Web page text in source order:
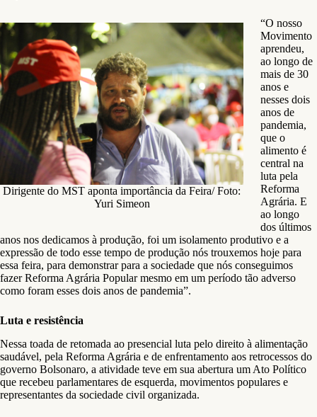
Dirigente do MST aponta importância da Feira/ Foto:
Yuri Simeon
“O nosso
Movimento
aprendeu,
ao longo de
mais de 30
anos e
nesses dois
anos de
pandemia,
que o
alimento é
central na
luta pela
Reforma
Agrária. E
ao longo
dos últimos
anos nos dedicamos à produção, foi um isolamento produtivo e a
expressão de todo esse tempo de produção nós trouxemos hoje para
essa feira, para demonstrar para a sociedade que nós conseguimos
fazer Reforma Agrária Popular mesmo em um período tão adverso
como foram esses dois anos de pandemia”.
Luta e resistência
Nessa toada de retomada ao presencial luta pelo direito à alimentação
saudável, pela Reforma Agrária e de enfrentamento aos retrocessos do
governo Bolsonaro, a atividade teve em sua abertura um Ato Político
que recebeu parlamentares de esquerda, movimentos populares e
representantes da sociedade civil organizada.